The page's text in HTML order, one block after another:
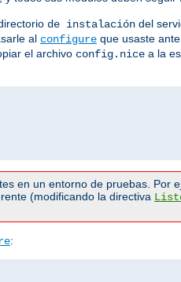
de instalación del
al configure que usaste
el archivo config.nice a la
en un entorno de pruebas. Por
(modificando la directiva
: